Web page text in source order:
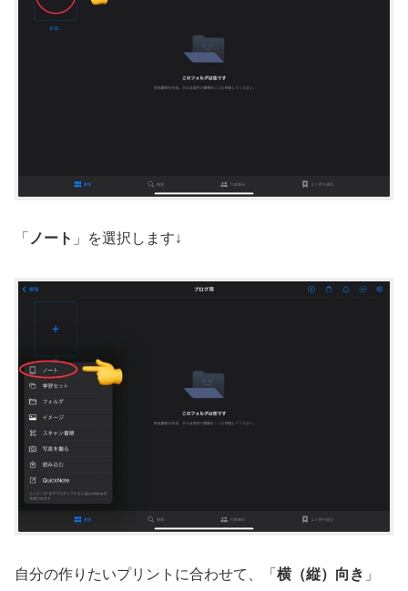
「 ノート 」を選択します↓
自分の作りたいプリントに合わせて、「 横（縦）向き 」